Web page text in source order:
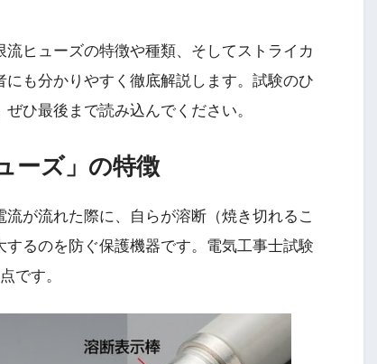
ヒューズの特徴や種類、そしてストライカ
も分かりやすく徹底解説します。試験のひ
ひ最後まで読み込んでください。
ーズ」の特徴
が流れた際に、自らが溶断（焼き切れるこ
るのを防ぐ保護機器です。電気工事士試験
です。